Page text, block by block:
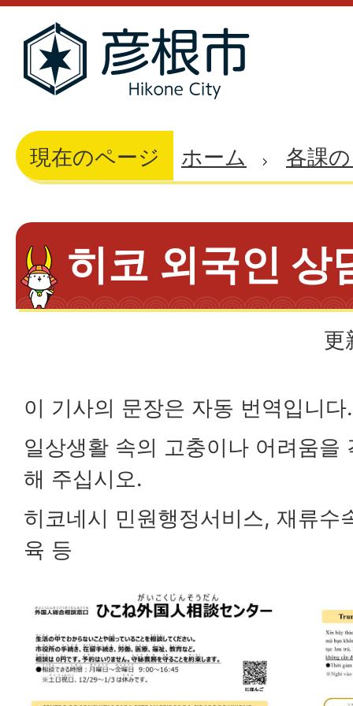
現在のページ ホーム 各課
히코 외국인 상
更
이 기사의 문장은 자동 번역입니다.
일상생활 속의 고충이나 어려움을
해 주십시오.
히코네시 민원행정서비스, 재류수
육 등